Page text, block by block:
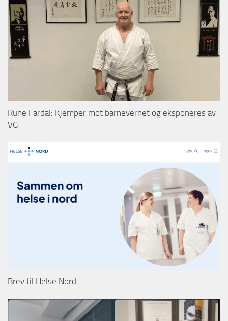
Rune Fardal: Kjemper mot barnevernet og eksponeres av
VG
Brev til Helse Nord